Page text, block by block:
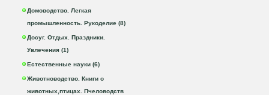
Домоводство. Легкая
промышленность. Рукоделие (8)
Досуг. Отдых. Праздники.
Увлечения (1)
Естественные науки (6)
Животноводство. Книги о
животных,птицах. Пчеловодств